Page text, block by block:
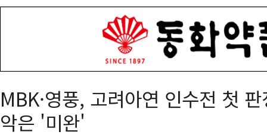
MBK·영풍, 고려아연 인수전 첫
악은 '미완'